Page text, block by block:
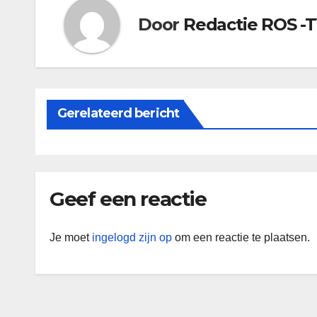
Door Redactie ROS -
Gerelateerd bericht
Geef een reactie
Je moet ingelogd zijn op om een reactie te plaatsen.